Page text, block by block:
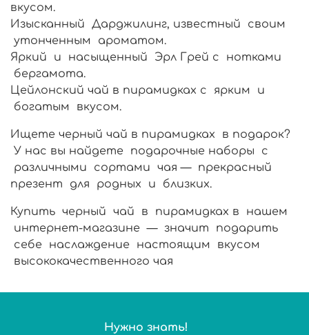
вкусом.
Изысканный Дарджилинг, известный своим
утонченным ароматом.
Яркий и насыщенный Эрл Грей с нотками
бергамота.
Цейлонский чай в пирамидках с ярким и
богатым вкусом.
Ищете черный чай в пирамидках в подарок?
У нас вы найдете подарочные наборы с
различными сортами чая — прекрасный
презент для родных и близких.
Купить черный чай в пирамидках в нашем
интернет-магазине — значит подарить
себе наслаждение настоящим вкусом
высококачественного чая
Нужно знать!